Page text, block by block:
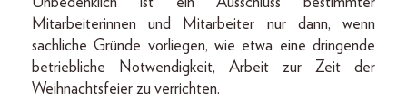
Mitarbeiterinnen und Mitarbeiter nur dann, wenn
sachliche Gründe vorliegen, wie etwa eine dringende
betriebliche Notwendigkeit, Arbeit zur Zeit der
Weihnachtsfeier zu verrichten.